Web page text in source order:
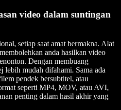
video dalam suntingan
setiap saat amat bermakna. Alat
anda hasilkan video
Dengan membuang
lebih mudah difahami. Sama ada
pendek bersubtitel, atau
seperti MP4, MOV, atau AVI,
penting dalam hasil akhir yang